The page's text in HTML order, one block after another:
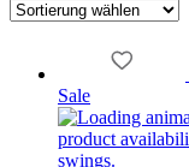
Sale